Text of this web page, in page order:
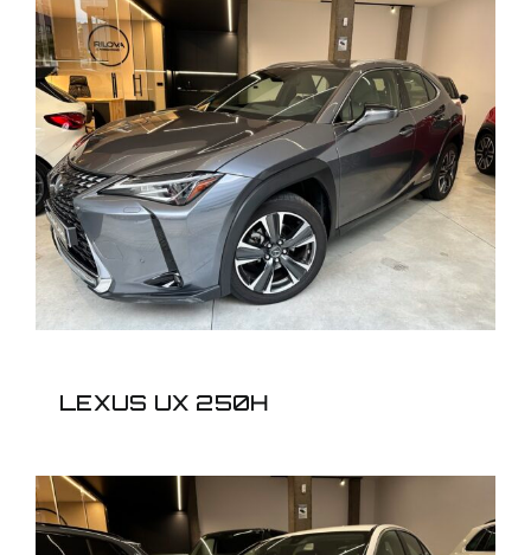
LEXUS UX 250H
LEXUS UX 250H